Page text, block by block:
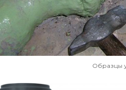
Образцы